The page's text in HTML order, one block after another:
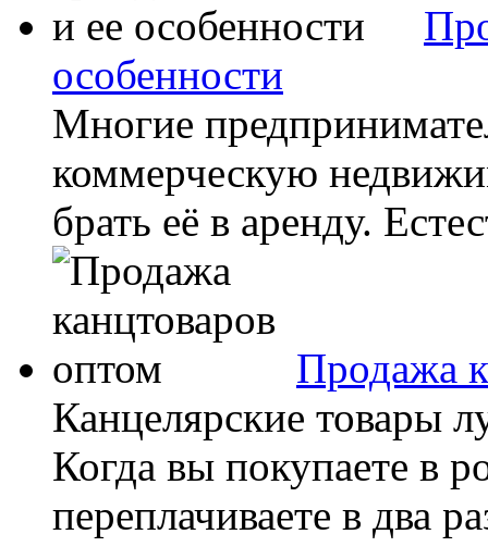
особенности
Многие
коммерческую
брать её в аренду.
Продажа
Канцелярские товары
Когда вы покупаете в
переплачиваете в два